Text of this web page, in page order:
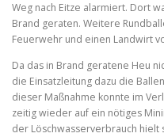
Weg nach Eitze alarmiert. Dort
Brand geraten. Weitere
Feuerwehr und einen Landwirt
Da das in Brand geratene Heu
die Einsatzleitung dazu die
dieser Maßnahme konnte im
zeitig wieder auf ein nötiges
der Löschwasserverbrauch hielt